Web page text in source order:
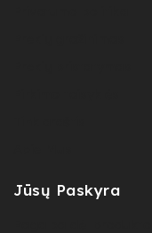
Jūsų Paskyra